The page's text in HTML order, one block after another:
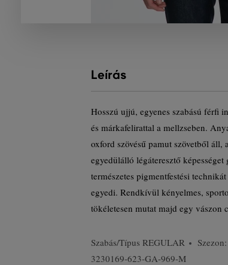
Leírás
Hosszú ujjú, egyenes szabású férfi
és márkafelirattal a mellzseben.
oxford szövésű pamut szövetből áll,
egyedülálló légáteresztő
természetes pigmentfestési
egyedi. Rendkívül kényelmes,
tökéletesen mutat majd egy vászon
Szabás/Típus REGULAR
3230169-623-GA-969-M